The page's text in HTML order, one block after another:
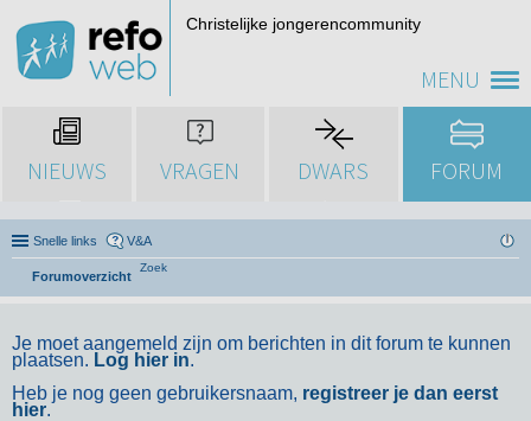
MENU
Christelijke jongerencommunity
NIEUWS VRAGEN DWARS FORUM
Snelle links V&A
Forumoverzicht
Zoek
Je moet aangemeld zijn om berichten in dit forum te kunnen
plaatsen. Log hier in.
Heb je nog geen gebruikersnaam, registreer je dan eerst
hier.